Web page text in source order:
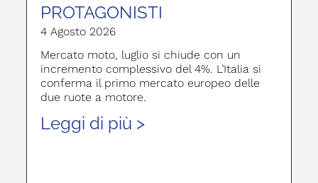
PROTAGONISTI
4 Agosto 2026
Mercato moto, luglio si chiude con un
incremento complessivo del 4%. L’Italia si
conferma il primo mercato europeo delle
due ruote a motore.
Leggi di più >